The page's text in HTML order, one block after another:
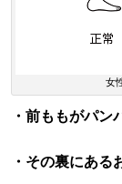
女
・前ももがパン
・その裏にある